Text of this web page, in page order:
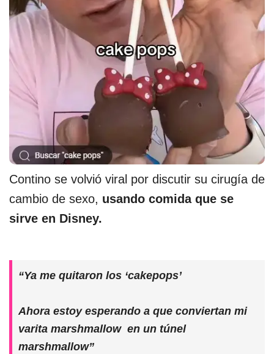
Contino se volvió viral por discutir su cirugía de
cambio de sexo, usando comida que se
sirve en Disney.
“Ya me quitaron los ‘cakepops’
Ahora estoy esperando a que conviertan mi
varita marshmallow en un túnel
marshmallow”